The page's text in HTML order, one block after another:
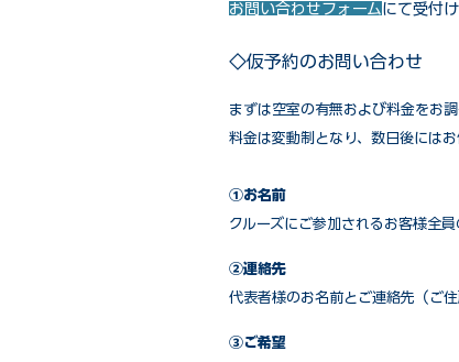
お問い合わせフォームにて受付け
◇仮予約のお問い合わせ
まずは空室の有無および料金をお
料金は変動制となり、数日後には
①お名前
クルーズにご参加されるお客様全
②連絡先
代表者様のお名前とご連絡先（ご
③ご希望